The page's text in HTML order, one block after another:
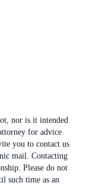
nor is it intended
for advice
you to contact us
mail. Contacting
Please do not
such time as an